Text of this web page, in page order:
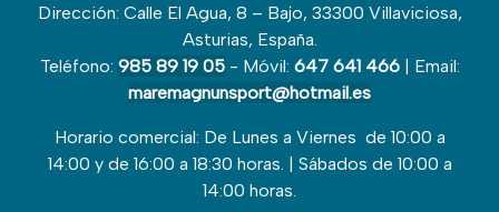
Dirección: Calle El Agua, 8 – Bajo, 33300 Villaviciosa,
Asturias, España.
Teléfono: 985 89 19 05- Móvil: 647 641 466| Email:
maremagnunsport@hotmail.es
Horario comercial: De Lunes a Viernes de 10:00 a
14:00 y de 16:00 a 18:30 horas. | Sábados de 10:00 a
14:00 horas.